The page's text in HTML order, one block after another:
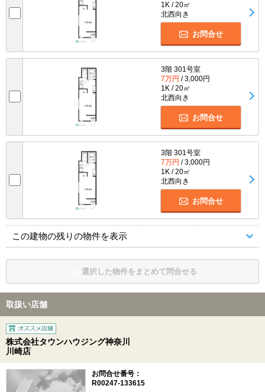
1K / 20㎡
北西向き
お問合せ
3階 301号室
7万円 / 3,000円
1K / 20㎡
北西向き
お問合せ
3階 301号室
7万円 / 3,000円
1K / 20㎡
北西向き
お問合せ
この建物の残りの物件を表示
選択した物件をまとめて問合せる
取扱い店舗
株式会社タウンハウジング神奈川
川崎店
お問合せ番号：
R00247-133615